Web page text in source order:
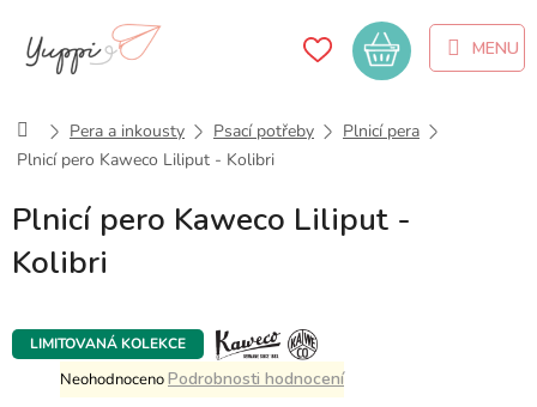
obsah
Nákupní
košík
DomůPera a inkousty Psací potřeby
Plnicí pera
Plnicí pero Kaweco Liliput - Kolibri
Plnicí pero Kaweco Liliput -
Kolibri
LIMITOVANÁ KOLEKCE
Průměrné
hodnocení
NeohodnocenoPodrobnosti hodnocení